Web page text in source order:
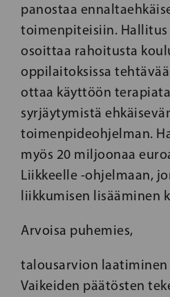
panostaa
toimenpiteisiin. Hallitus
osoittaa rahoitusta
oppilaitoksissa
ottaa käyttöön
syrjäytymistä
toimenpideohjelman.
myös 20 miljoonaa
Liikkeelle -ohjelmaan,
liikkumisen lisääminen
Arvoisa puhemies,
talousarvion
Vaikeiden päätösten